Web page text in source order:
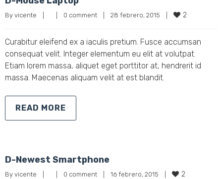
By vicente 0 comment 28 febrero, 2015 2
Curabitur eleifend ex a iaculis pretium. Fusce accumsan
consequat velit. Integer elementum eu elit at volutpat.
Etiam lorem massa, aliquet eget porttitor at, hendrerit id
massa. Maecenas aliquam velit at est blandit.
READ MORE
D-Newest Smartphone
By vicente 0 comment 16 febrero, 2015 2